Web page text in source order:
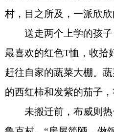
村，目之所及，一派欣欣
送走两个上学的孩
最喜欢的红色T恤，收拾
赶往自家的蔬菜大棚。
的西红柿和发紫的茄子，
未搬迁前，布威则